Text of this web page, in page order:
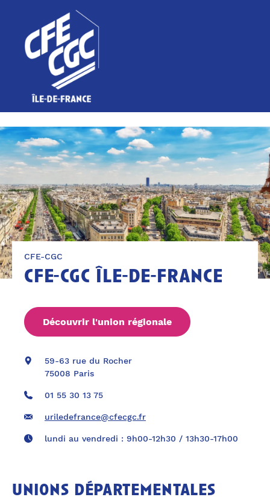
function OptanonWrapper() { }
CFE-CGC
cfe-cgc île-de-france
Découvrir l'union régionale
59-63 rue du Rocher
75008 Paris
01 55 30 13 75
uriledefrance@cfecgc.fr
lundi au vendredi : 9h00-12h30 / 13h30-17h00
unions départementales